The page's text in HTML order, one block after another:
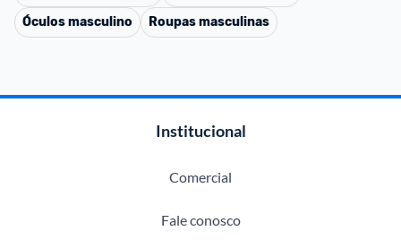
Óculos masculino
Roupas masculinas
Institucional
Comercial
Fale conosco